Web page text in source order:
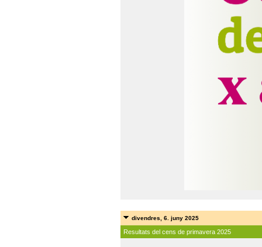
divendres, 6. juny 2025
Resultats del cens de primavera 2025